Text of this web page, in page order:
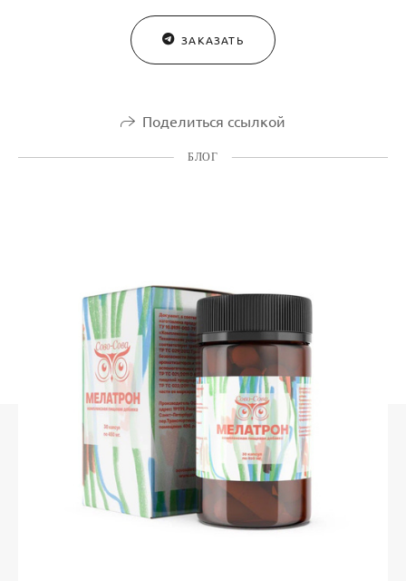
ЗАКАЗАТЬ
Поделиться ссылкой
БЛОГ